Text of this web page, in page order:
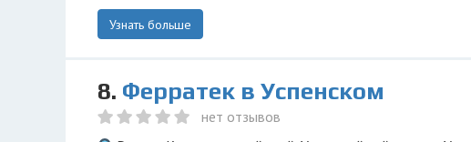
Узнать больше
8. Ферратек в Успенском
нет отзывов